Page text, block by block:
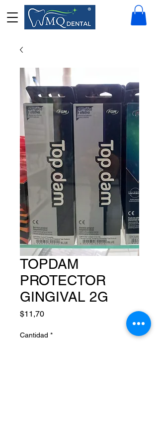
TOPDAM
PROTECTOR
GINGIVAL 2G
$11,70Precio
Cantidad *